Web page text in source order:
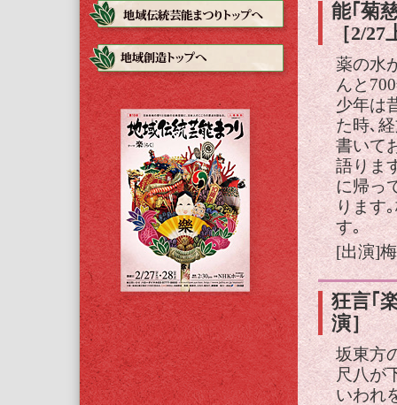
能｢菊
［2/27
薬の水
んと
少年は
た時､
書いて
語りま
に帰っ
ります
す｡
[出演]
狂言｢
演］
坂東方
尺八が
いわれ